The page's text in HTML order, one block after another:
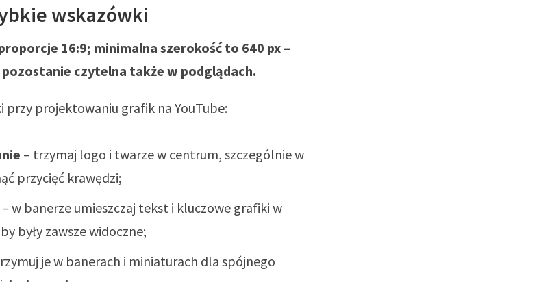
wskazówki
16:9; minimalna szerokość to 640 px –
czytelna także w podglądach.
projektowaniu grafik na YouTube:
– trzymaj logo i twarze w centrum, szczególnie w
przycięć krawędzi;
– w banerze umieszczaj tekst i kluczowe grafiki w
były zawsze widoczne;
je w banerach i miniaturach dla spójnego